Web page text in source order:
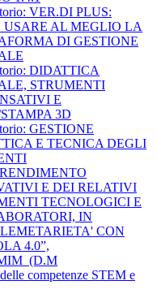
VER.DI PLUS:
USARE AL MEGLIO LA
DI GESTIONE
DIDATTICA
STRUMENTI
E
3D
GESTIONE
E TECNICA DEGLI
E DEI RELATIVI
TECNOLOGICI E
IN
CON
4.0”,
competenze STEM e